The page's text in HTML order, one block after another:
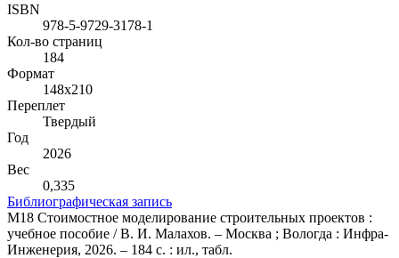
ISBN
978-5-9729-3178-1
Кол-во страниц
184
Формат
148х210
Переплет
Твердый
Год
2026
Вес
0,335
Библиографическая запись
М18 Стоимостное моделирование строительных проектов :
учебное пособие / В. И. Малахов. – Москва ; Вологда : Инфра-
Инженерия, 2026. – 184 с. : ил., табл.